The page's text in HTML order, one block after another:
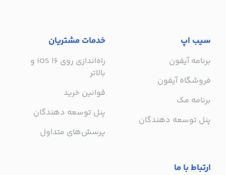
سیب اپ
برنامه آیفون
فروشگاه آیفون
برنامه مک
پنل توسعه دهندگان
خدمات مشتریان
راه‌اندازی روی iOS 16 و
بالاتر
قوانین خرید
پنل توسعه دهندگان
پرسش‌های متداول
ارتباط با ما